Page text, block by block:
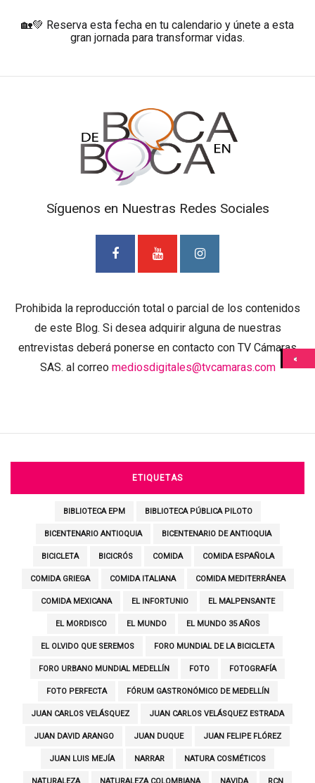
🏡💚 Reserva esta fecha en tu calendario y únete a esta
gran jornada para transformar vidas.
Síguenos en Nuestras Redes Sociales
Prohibida la reproducción total o parcial de los contenidos
de este Blog. Si desea adquirir alguna de nuestras
entrevistas deberá ponerse en contacto con TV Cámaras
SAS. al correo mediosdigitales@tvcamaras.com
ETIQUETAS
BIBLIOTECA EPM BIBLIOTECA PÚBLICA PILOTO
BICENTENARIO ANTIOQUIA BICENTENARIO DE ANTIOQUIA
BICICLETA BICICRÓS COMIDA COMIDA ESPAÑOLA
COMIDA GRIEGA COMIDA ITALIANA COMIDA MEDITERRÁNEA
COMIDA MEXICANA EL INFORTUNIO EL MALPENSANTE
EL MORDISCO EL MUNDO EL MUNDO 35 AÑOS
EL OLVIDO QUE SEREMOS FORO MUNDIAL DE LA BICICLETA
FORO URBANO MUNDIAL MEDELLÍN FOTO FOTOGRAFÍA
FOTO PERFECTA FÓRUM GASTRONÓMICO DE MEDELLÍN
JUAN CARLOS VELÁSQUEZ JUAN CARLOS VELÁSQUEZ ESTRADA
JUAN DAVID ARANGO JUAN DUQUE JUAN FELIPE FLÓREZ
JUAN LUIS MEJÍA NARRAR NATURA COSMÉTICOS
NATURALEZA NATURALEZA COLOMBIANA NAVIDA RCN